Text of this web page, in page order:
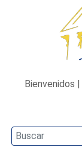
Bienvenidos |